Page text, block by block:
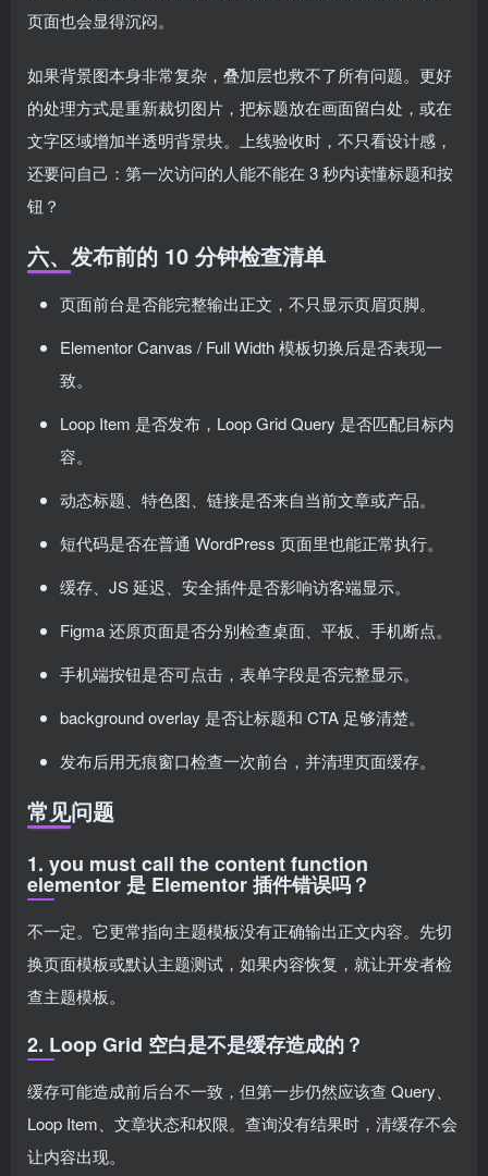
页面也会显得沉闷。
如果背景图本身非常复杂，叠加层也救不了所有问题。更好
的处理方式是重新裁切图片，把标题放在画面留白处，或在
文字区域增加半透明背景块。上线验收时，不只看设计感，
还要问自己：第一次访问的人能不能在 3 秒内读懂标题和按
钮？
六、发布前的 10 分钟检查清单
页面前台是否能完整输出正文，不只显示页眉页脚。
Elementor Canvas / Full Width 模板切换后是否表现一
致。
Loop Item 是否发布，Loop Grid Query 是否匹配目标内
容。
动态标题、特色图、链接是否来自当前文章或产品。
短代码是否在普通 WordPress 页面里也能正常执行。
缓存、JS 延迟、安全插件是否影响访客端显示。
Figma 还原页面是否分别检查桌面、平板、手机断点。
手机端按钮是否可点击，表单字段是否完整显示。
background overlay 是否让标题和 CTA 足够清楚。
发布后用无痕窗口检查一次前台，并清理页面缓存。
常见问题
1. you must call the content function
elementor 是 Elementor 插件错误吗？
不一定。它更常指向主题模板没有正确输出正文内容。先切
换页面模板或默认主题测试，如果内容恢复，就让开发者检
查主题模板。
2. Loop Grid 空白是不是缓存造成的？
缓存可能造成前后台不一致，但第一步仍然应该查 Query、
Loop Item、文章状态和权限。查询没有结果时，清缓存不会
让内容出现。